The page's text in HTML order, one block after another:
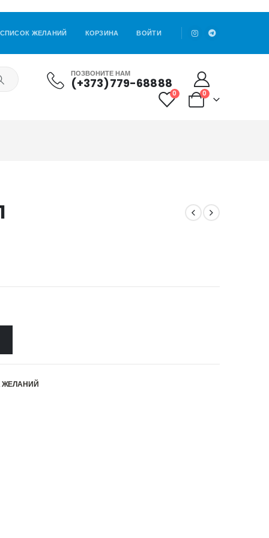
СПИСОК ЖЕЛАНИЙ КОРЗИНА ВОЙТИ
ПОЗВОНИТЕ НАМ
(+373)779-68888
0 0
ЖЕЛАНИЙ